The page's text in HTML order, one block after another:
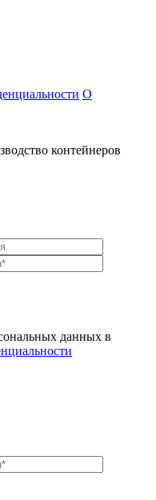
О
контейнеров
данных в